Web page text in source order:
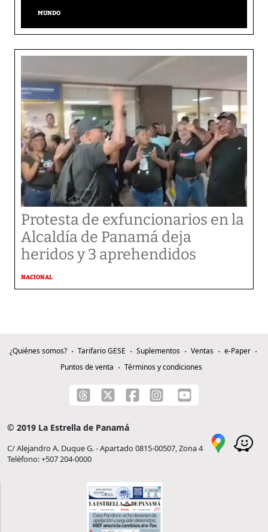
MUNDO
Protesta de exfuncionarios en la
Alcaldía de Panamá deja
heridos y 3 aprehendidos
NACIONAL
¿Quiénes somos? Tarifario GESE Suplementos Ventas
e-Paper
Puntos de venta
Términos y condiciones
© 2019 La Estrella de Panamá
C/ Alejandro A. Duque G. - Apartado 0815-00507, Zona 4
Teléfono: +507 204-0000